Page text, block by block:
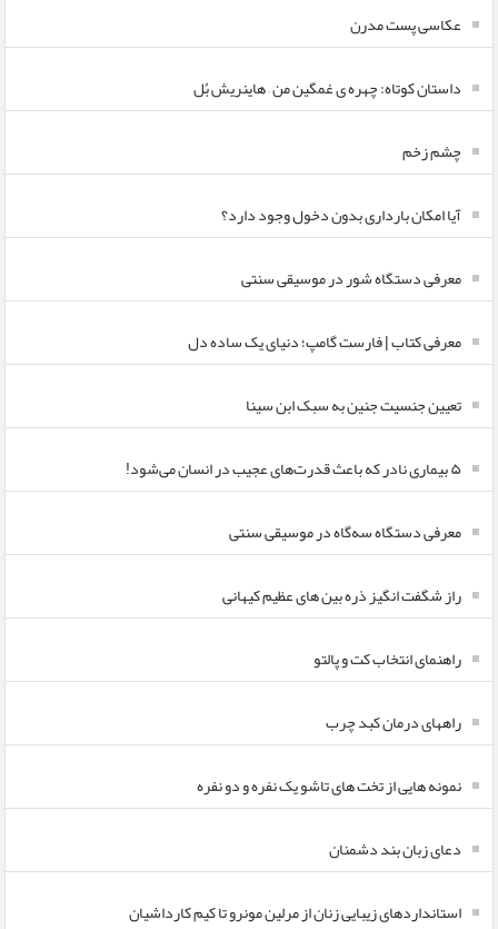
عکاسی پست مدرن
داستان کوتاه: چهره ی غمگین من – هاینریش بُل
چشم زخم
آیا امکان بارداری بدون دخول وجود دارد؟
معرفی دستگاه شور در موسیقی سنتی
معرفی کتاب | فارست گامپ؛ دنیای یک ساده دل
تعیین جنسیت جنین به سبک ابن سینا
۵ بیماری نادر که باعث قدرت‌های عجیب در انسان می‌شود!
معرفی دستگاه سه‌گاه در موسیقی سنتی
راز شگفت انگیز ذره بین های عظیم کیهانی
راهنمای انتخاب کت و پالتو
راههای درمان کبد چرب
نمونه هایی از تخت های تاشو یک نفره و دو نفره
دعای زبان بند دشمنان
استانداردهای زیبایی زنان از مرلین مونرو تا کیم کارداشیان